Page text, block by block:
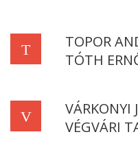
T
TOPOR
TÓTH
V
VÁRKONYI
VÉGVÁRI